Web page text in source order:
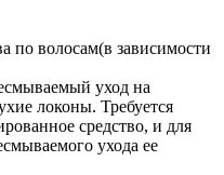
по волосам(в зависимости
уход на
локоны. Требуется
средство, и для
ухода ее